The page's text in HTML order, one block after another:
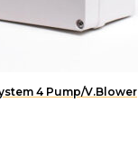
4 Pump/V.Blower